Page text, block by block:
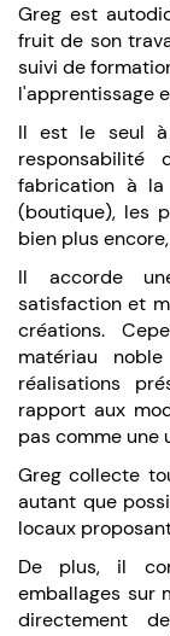
Greg est
fruit de son
suivi de
l'apprentissage
Il est le seul à
fabrication à
(boutique), les
bien plus
Il accorde
satisfaction et
créations.
matériau
réalisations
rapport aux
pas comme une
Greg collecte
autant que
locaux
De plus, il
emballages sur
directement